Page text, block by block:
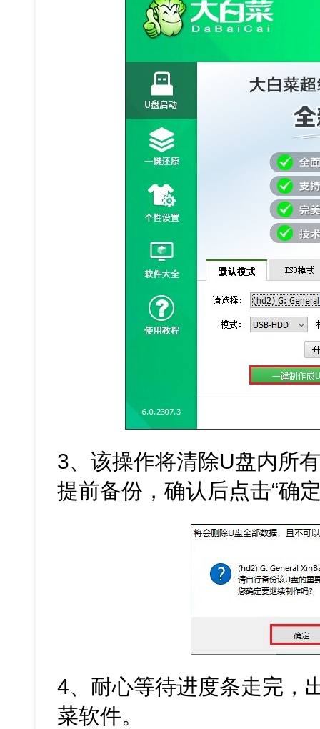
3、该操作将清除U盘内所
提前备份，确认后点击“确
4、耐心等待进度条走完，
菜软件。